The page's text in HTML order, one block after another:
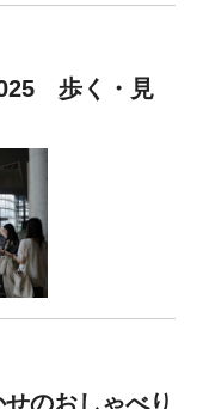
歩く・見
のおしゃべり